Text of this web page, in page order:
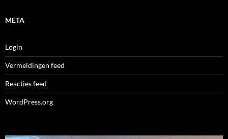
META
Login
Vermeldingen feed
Reacties feed
WordPress.org